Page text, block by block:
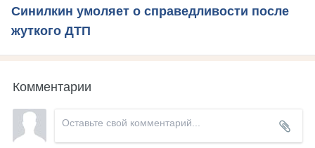
Синилкин умоляет о справедливости после
жуткого ДТП
Комментарии